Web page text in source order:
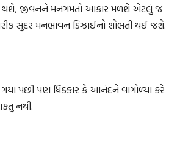
થશે, જીવનને મનગમતો આકાર મળશે એટલું જ
સુંદર મનભાવન ડિઝાઈનો શોભતી થઈ જશે.
પછી પણ ધિક્કાર કે આનંદને વાગોળ્યા કરે
નથી.